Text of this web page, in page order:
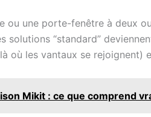
ou une porte-fenêtre à deux
solutions “standard”
où les vantaux se rejoignent)
Mikit : ce que comprend